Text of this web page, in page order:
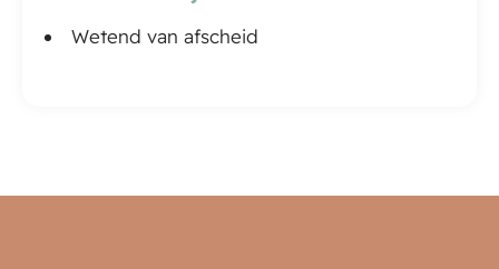
Wetend van afscheid